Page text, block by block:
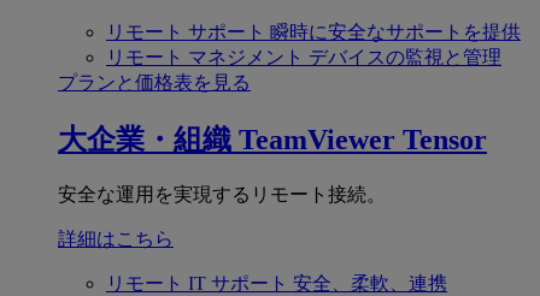
リモート サポート 瞬時に安全なサポートを提供
リモート マネジメント デバイスの監視と管理
プランと価格表を見る
大企業・組織 TeamViewer Tensor
安全な運用を実現するリモート接続。
詳細はこちら
リモート IT サポート 安全、柔軟、連携